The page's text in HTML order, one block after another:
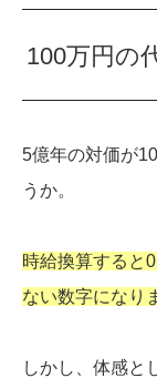
100万円の
5億年の対価が
うか。
時給換算すると
ない数字になり
しかし、体感と